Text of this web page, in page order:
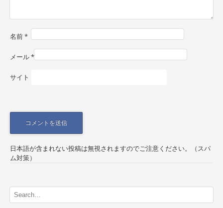
t
i
o
n
名前*
メール*
サイト
日本語が含まれない投稿は無視されますのでご注意ください。（スパ
ム対策）